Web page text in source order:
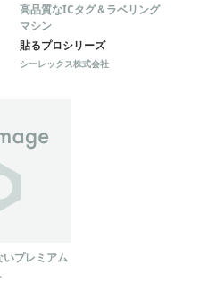
高品質なICタグ＆ラベリング
マシン
貼るプロシリーズ
シーレックス株式会社
プレミアム